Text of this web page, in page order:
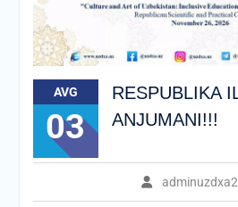
AVG
03
RESPUBLIKA
ANJUMANI!!!